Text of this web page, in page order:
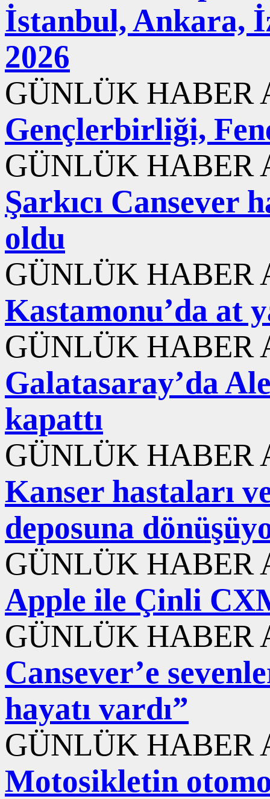
İstanbul, Ankara,
2026
GÜNLÜK HABER
Gençlerbirliği,
GÜNLÜK HABER
Şarkıcı Cansever
oldu
GÜNLÜK HABER
Kastamonu’da at
GÜNLÜK HABER
Galatasaray’da
kapattı
GÜNLÜK HABER
Kanser hastaları
deposuna
GÜNLÜK HABER
Apple ile Çinli
GÜNLÜK HABER
Cansever’e
hayatı vardı”
GÜNLÜK HABER
Motosikletin